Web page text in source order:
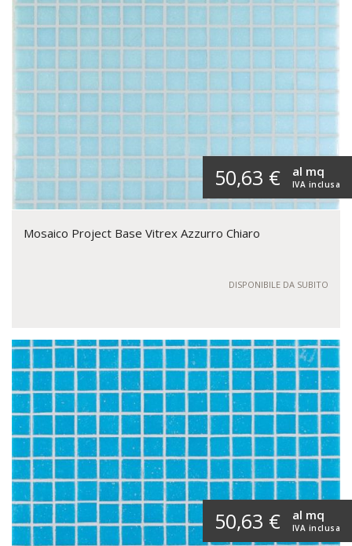
50,63 € IVA inclusa
al mq
Mosaico Project Base Vitrex Azzurro Chiaro
DISPONIBILE DA SUBITO
50,63 € IVA inclusa
al mq